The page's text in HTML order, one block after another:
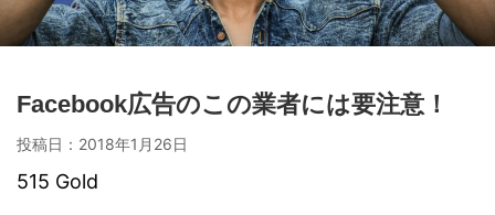
Facebook広告のこの業者には要注意！
投稿日： 2018年1月26日
515 Gold